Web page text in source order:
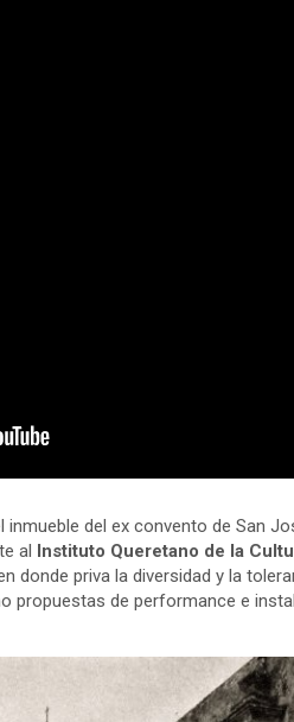
inmueble del ex convento de San
al Instituto Queretano de la
donde priva la diversidad y la
propuestas de performance e